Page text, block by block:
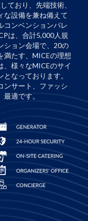
ており、先端技術、
な設備を兼ね備えて
コンベンションパレ
は、合計5,000人規
ション会場で、20の
満たす、MICEの理想
、様々なMICEのサイ
なっております。
ンサート、ファッシ
適です。